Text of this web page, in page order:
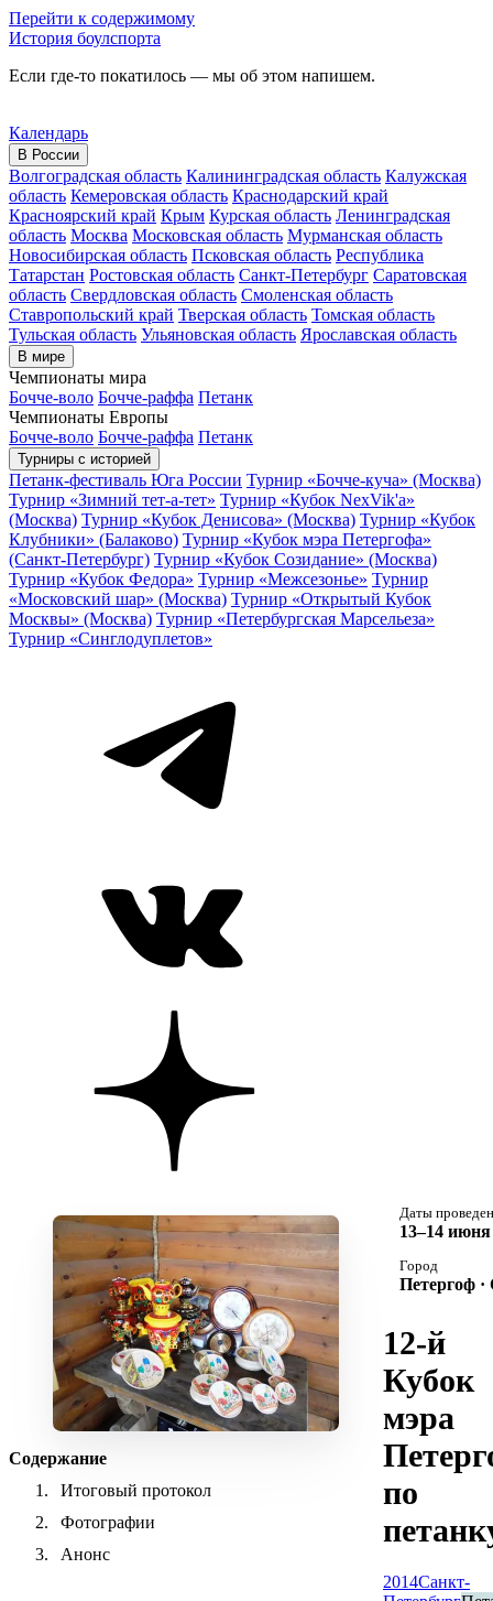
Перейти к содержимому
История боулспорта
Если где-то покатилось — мы об этом напишем.
Календарь
В России
Волгоградская область Калининградская область Калужская
область Кемеровская область Краснодарский край
Красноярский край Крым Курская область Ленинградская
область Москва Московская область Мурманская область
Новосибирская область Псковская область Республика
Татарстан Ростовская область Санкт-Петербург Саратовская
область Свердловская область Смоленская область
Ставропольский край Тверская область Томская область
Тульская область Ульяновская область Ярославская область
В мире
Чемпионаты мира
Бочче-воло Бочче-раффа Петанк
Чемпионаты Европы
Бочче-воло Бочче-раффа Петанк
Турниры с историей
Петанк-фестиваль Юга России Турнир «Бочче-куча» (Москва)
Турнир «Зимний тет-а-тет» Турнир «Кубок NexVik'a»
(Москва) Турнир «Кубок Денисова» (Москва) Турнир «Кубок
Клубники» (Балаково) Турнир «Кубок мэра Петергофа»
(Санкт-Петербург) Турнир «Кубок Созидание» (Москва)
Турнир «Кубок Федора» Турнир «Межсезонье» Турнир
«Московский шар» (Москва) Турнир «Открытый Кубок
Москвы» (Москва) Турнир «Петербургская Марсельеза»
Турнир «Синглодуплетов»
Содержание
Итоговый протокол
Фотографии
Анонс
Даты
13–14 июня
Город
Петергоф ·
12-й
Кубок
мэра
по
2014Санкт-